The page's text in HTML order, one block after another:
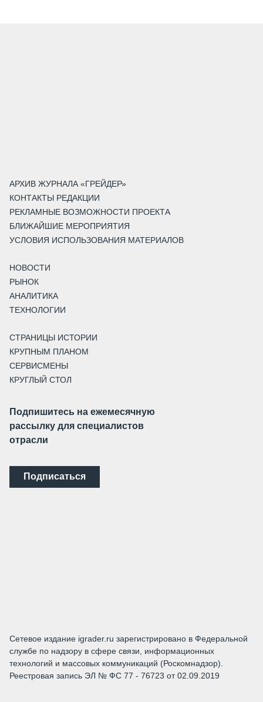
АРХИВ ЖУРНАЛА «ГРЕЙДЕР»
КОНТАКТЫ РЕДАКЦИИ
РЕКЛАМНЫЕ ВОЗМОЖНОСТИ ПРОЕКТА
БЛИЖАЙШИЕ МЕРОПРИЯТИЯ
УСЛОВИЯ ИСПОЛЬЗОВАНИЯ МАТЕРИАЛОВ
НОВОСТИ
РЫНОК
АНАЛИТИКА
ТЕХНОЛОГИИ
СТРАНИЦЫ ИСТОРИИ
КРУПНЫМ ПЛАНОМ
СЕРВИСМЕНЫ
КРУГЛЫЙ СТОЛ
Подпишитесь на ежемесячную
рассылку для специалистов
отрасли
Подписаться
Сетевое издание igrader.ru зарегистрировано в Федеральной
службе по надзору в сфере связи, информационных
технологий и массовых коммуникаций (Роскомнадзор).
Реестровая запись ЭЛ № ФС 77 - 76723 от 02.09.2019